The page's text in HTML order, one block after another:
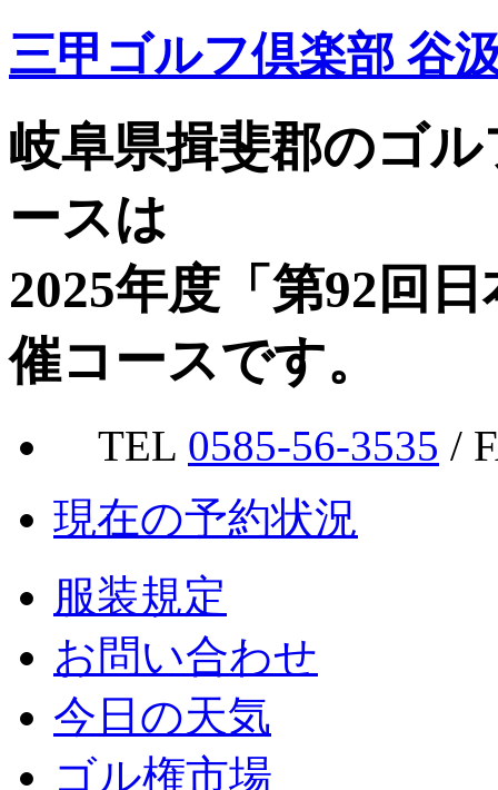
三甲ゴルフ倶楽部 谷
岐阜県揖斐郡のゴ
ースは
2025年度「第92回
催コースです。
TEL 0585-56-3535 /
現在の予約状況
服装規定
お問い合わせ
今日の天気
ゴル権市場